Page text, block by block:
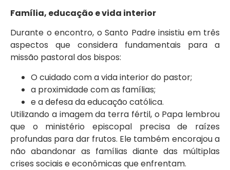
Família, educação e vida interior
Durante o encontro, o Santo Padre insistiu em três
aspectos que considera fundamentais para a
missão pastoral dos bispos:
O cuidado com a vida interior do pastor;
a proximidade com as famílias;
e a defesa da educação católica.
Utilizando a imagem da terra fértil, o Papa lembrou
que o ministério episcopal precisa de raízes
profundas para dar frutos. Ele também encorajou a
não abandonar as famílias diante das múltiplas
crises sociais e econômicas que enfrentam.